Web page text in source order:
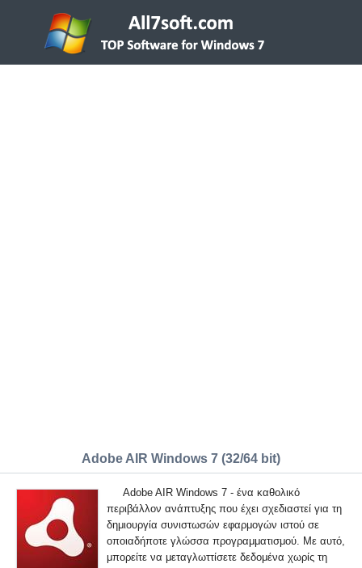
Adobe AIR Windows 7 (32/64 bit)
Adobe AIR Windows 7 - ένα καθολικό
περιβάλλον ανάπτυξης που έχει σχεδιαστεί για τη
δημιουργία συνιστωσών εφαρμογών ιστού σε
οποιαδήποτε γλώσσα προγραμματισμού. Με αυτό,
μπορείτε να μεταγλωττίσετε δεδομένα χωρίς τη